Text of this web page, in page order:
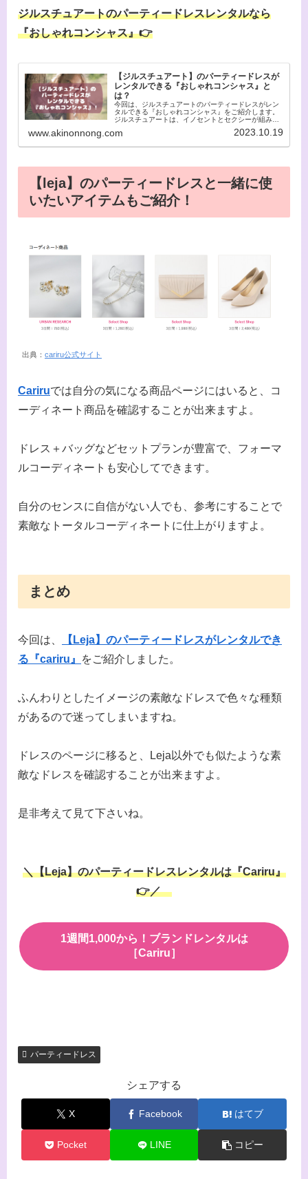
ジルスチュアートのパーティードレスレンタルなら
『おしゃれコンシャス』👉
【ジルスチュアート】のパーティードレスが
レンタルできる『おしゃれコンシャス』と
は？
今回は、ジルスチュアートのパーティードレスがレン
タルできる『おしゃれコンシャス』をご紹介します。
ジルスチュアートは、イノセントとセクシーが組み合
らしいデザインのパーティードレスです。ふんわりと
体２万円以上の値段でとても簡単には手が出せませ
www.akinonnong.com 2023.10.19
【leja】のパーティードレスと一緒に使
いたいアイテムもご紹介！
出典： cariru公式サイト
Cariruでは自分の気になる商品ページにはいると、コ
ーディネート商品を確認することが出来ますよ。
ドレス＋バッグなどセットプランが豊富で、フォーマ
ルコーディネートも安心してできます。
自分のセンスに自信がない人でも、参考にすることで
素敵なトータルコーディネートに仕上がりますよ。
まとめ
今回は、
【Leja】のパーティードレスがレンタルでき
る『cariru』
をご紹介しました。
ふんわりとしたイメージの素敵なドレスで色々な種類
があるので迷ってしまいますね。
ドレスのページに移ると、Leja以外でも似たような素
敵なドレスを確認することが出来ますよ。
是非考えて見て下さいね。
＼【Leja】のパーティードレスレンタルは『Cariru』
👉／
1週間1,000から！ブランドレンタルは
［Cariru］
パーティードレス
シェアする
X Facebook はてブ
Pocket LINE コピー